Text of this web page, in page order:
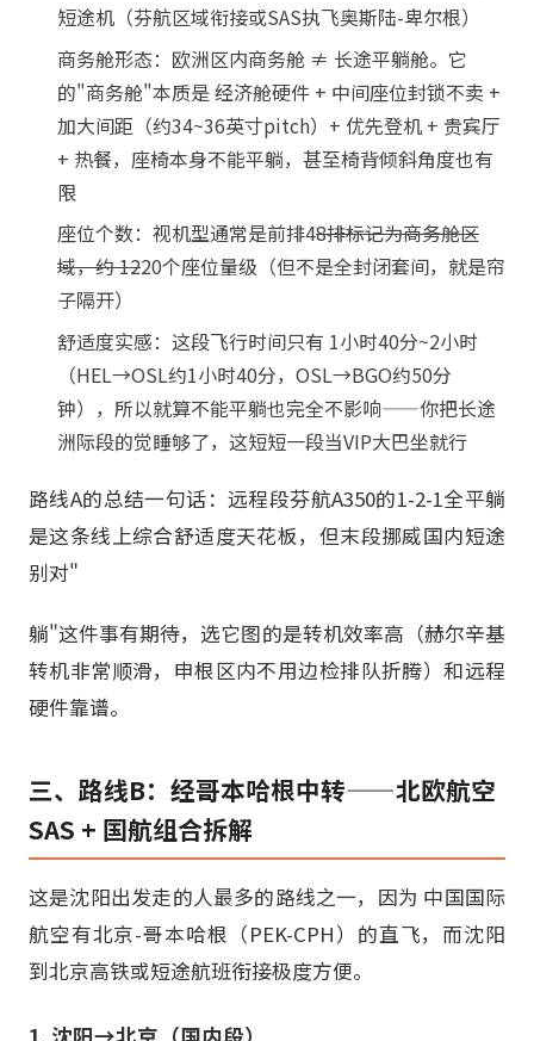
短途机（芬航区域衔接或SAS执飞奥斯陆-卑尔根）
商务舱形态：欧洲区内商务舱 ≠ 长途平躺舱。它
的"商务舱"本质是 经济舱硬件 + 中间座位封锁不卖 +
加大间距（约34~36英寸pitch）+ 优先登机 + 贵宾厅
+ 热餐，座椅本身不能平躺，甚至椅背倾斜角度也有
限
座位个数：视机型通常是前排48排标记为商务舱区
域，约 1220个座位量级（但不是全封闭套间，就是帘
子隔开）
舒适度实感：这段飞行时间只有 1小时40分~2小时
（HEL→OSL约1小时40分，OSL→BGO约50分
钟），所以就算不能平躺也完全不影响——你把长途
洲际段的觉睡够了，这短短一段当VIP大巴坐就行
路线A的总结一句话：远程段芬航A350的1-2-1全平躺
是这条线上综合舒适度天花板，但末段挪威国内短途
别对"
躺"这件事有期待，选它图的是转机效率高（赫尔辛基
转机非常顺滑，申根区内不用边检排队折腾）和远程
硬件靠谱。
三、路线B：经哥本哈根中转——北欧航空
SAS + 国航组合拆解
这是沈阳出发走的人最多的路线之一，因为 中国国际
航空有北京-哥本哈根（PEK-CPH）的直飞，而沈阳
到北京高铁或短途航班衔接极度方便。